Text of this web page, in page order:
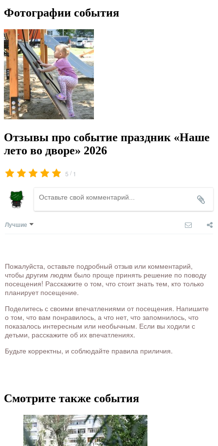
Фотографии события
Отзывы про событие праздник «Наше
лето во дворе» 2026
5 / 1
Лучшие
Пожалуйста, оставьте подробный отзыв или комментарий,
чтобы другим людям было проще принять решение по поводу
посещения! Расскажите о том, что стоит знать тем, кто только
планирует посещение.
Поделитесь с своими впечатлениями от посещения. Напишите
о том, что вам понравилось, а что нет, что запомнилось, что
показалось интересным или необычным. Если вы ходили с
детьми, расскажите об их впечатлениях.
Будьте корректны, и соблюдайте правила приличия.
Смотрите также события